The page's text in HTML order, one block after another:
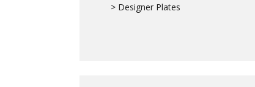
> Designer Plates